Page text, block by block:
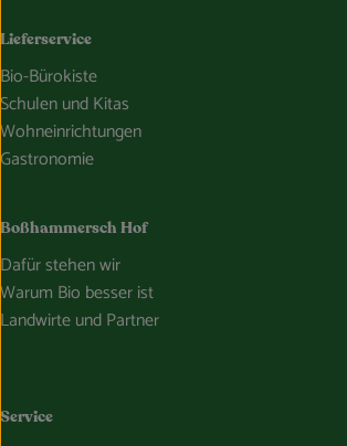
Lieferservice
Bio-Bürokiste
Schulen und Kitas
Wohneinrichtungen
Gastronomie
Boßhammersch Hof
Dafür stehen wir
Warum Bio besser ist
Landwirte und Partner
Service